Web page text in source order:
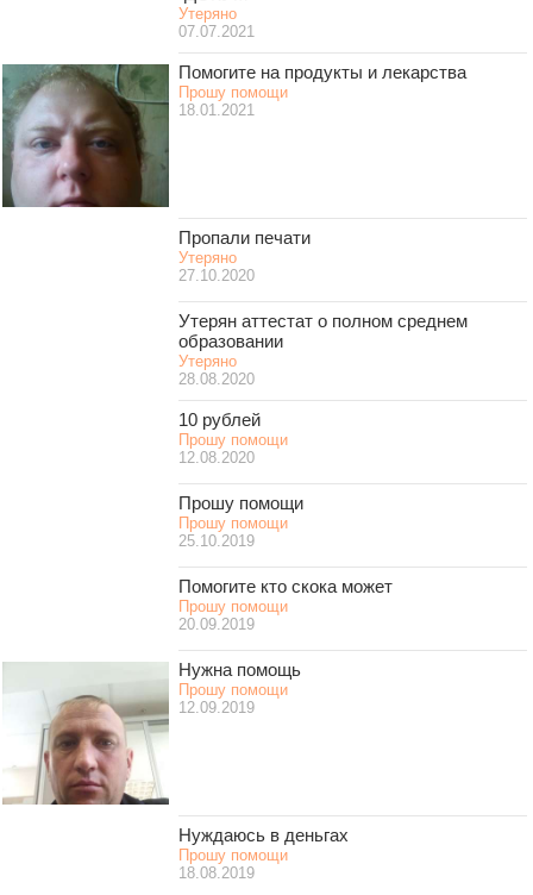
Утеряно
07.07.2021
Помогите на продукты и лекарства
Прошу помощи
18.01.2021
Пропали печати
Утеряно
27.10.2020
Утерян аттестат о полном среднем
образовании
Утеряно
28.08.2020
10 рублей
Прошу помощи
12.08.2020
Прошу помощи
Прошу помощи
25.10.2019
Помогите кто скока может
Прошу помощи
20.09.2019
Нужна помощь
Прошу помощи
12.09.2019
Нуждаюсь в деньгах
Прошу помощи
18.08.2019